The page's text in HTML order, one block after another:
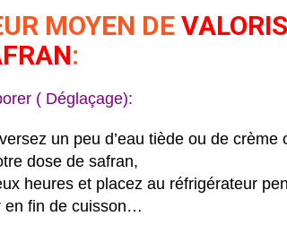
MOYEN DE
:
( Déglaçage):
un peu d’eau tiède ou de crème
dose de safran,
heures et placez au réfrigérateur
en fin de cuisson…